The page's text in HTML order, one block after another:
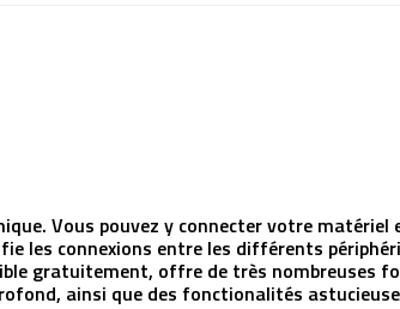
Vous pouvez y connecter votre matériel
les connexions entre les différents
gratuitement, offre de très nombreuses
ainsi que des fonctionalités